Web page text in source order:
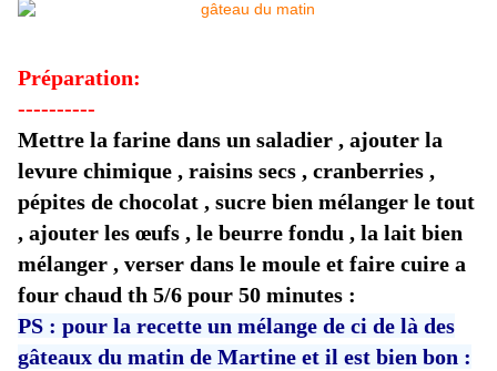
Préparation:
----------
Mettre la farine dans un saladier , ajouter la
levure chimique , raisins secs , cranberries ,
pépites de chocolat , sucre bien mélanger le tout
, ajouter les œufs , le beurre fondu , la lait bien
mélanger , verser dans le moule et faire cuire a
four chaud th 5/6 pour 50 minutes :
PS : pour la recette un mélange de ci de là des
gâteaux du matin de Martine et il est bien bon :